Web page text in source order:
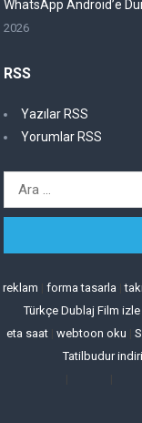
WhatsApp Android’e
2026
RSS
Yazılar RSS
Yorumlar RSS
Arama:
reklam forma tasarla |
Türkçe Dublaj Film izle|
eta saat webtoon oku
Tatilbudur